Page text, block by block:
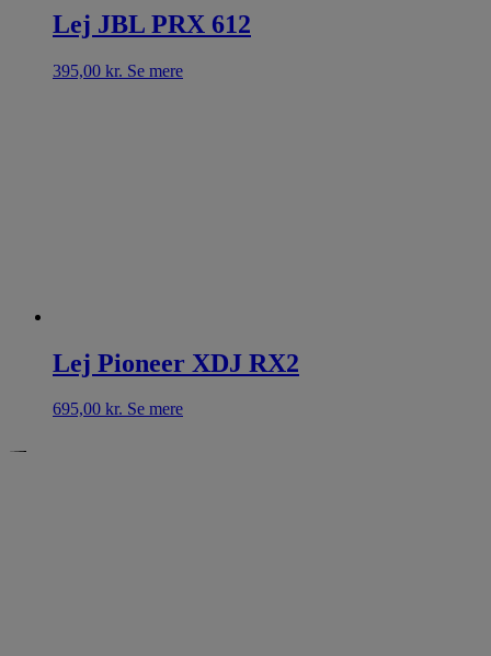
Lej JBL PRX 612
395,00 kr. Se mere
Lej Pioneer XDJ RX2
695,00 kr. Se mere